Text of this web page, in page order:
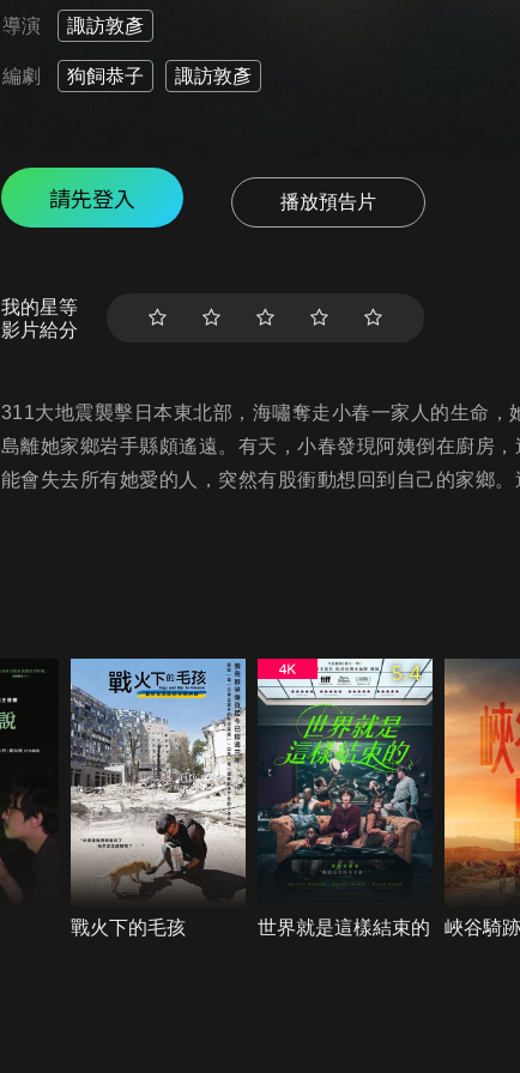
導演 諏訪敦彥
編劇 狗飼恭子 諏訪敦彥
請先登入 播放預告片
我的星等
影片給分
311大地震襲擊日本東北部，海嘯奪走小春一家人的生命
島離她家鄉岩手縣頗遙遠。有天，小春發現阿姨倒在廚房
能會失去所有她愛的人，突然有股衝動想回到自己的家鄉
戰火下的毛孩
5.4
世界就是這樣結束的 峽谷騎跡